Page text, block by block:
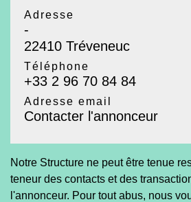
Adresse
-
22410 Tréveneuc
Téléphone
+33 2 96 70 84 84
Adresse email
Contacter l'annonceur
Notre Structure ne peut être tenue
teneur des contacts et des
l'annonceur. Pour tout abus, nous